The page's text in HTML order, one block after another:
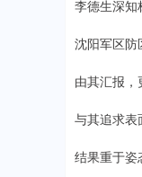
李德生深知
沈阳军区防
由其汇报，
与其追求表
结果重于姿